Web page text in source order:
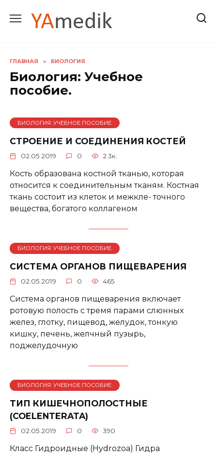
содержанию
ГЛАВНАЯ » БИОЛОГИЯ
Биология: Учебное
пособие.
БИОЛОГИЯ: УЧЕБНОЕ ПОСОБИЕ.
СТРОЕНИЕ И СОЕДИНЕНИЯ КОСТЕЙ
02.05.2019 0 2.3к.
Кость образована костной тканью, которая
относится к соединительным тканям. Костная
ткань состоит из клеток и межкле- точного
вещества, богатого коллагеном
БИОЛОГИЯ: УЧЕБНОЕ ПОСОБИЕ.
СИСТЕМА ОРГАНОВ ПИЩЕВАРЕНИЯ
02.05.2019 0 465
Система органов пищеварения включает
ротовую полость с тремя парами слюнных
желез, глотку, пищевод, желудок, тонкую
кишку, печень, желчный пузырь,
поджелудочную
БИОЛОГИЯ: УЧЕБНОЕ ПОСОБИЕ.
ТИП КИШЕЧНОПОЛОСТНЫЕ
(COELENTERATA)
02.05.2019 0 390
Класс Гидроидные (Hydrozoa) Гидра